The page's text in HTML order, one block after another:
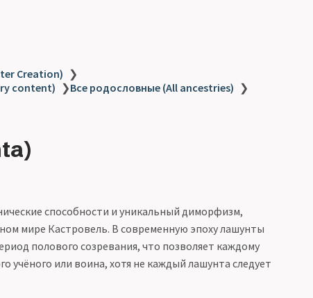
Creation) ❯
content) ❯Все родословные (All ancestries) ❯
способности и уникальный диморфизм,
мире Кастровель. В современную эпоху лашунты
полового созревания, что позволяет каждому
учёного или воина, хотя не каждый лашунта следует